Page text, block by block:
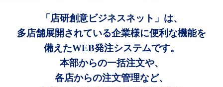
「店研創意ビジネスネット」は、
多店舗展開されている企業様に便利な機能を
備えたWEB発注システムです。
本部からの一括注文や、
各店からの注文管理など、